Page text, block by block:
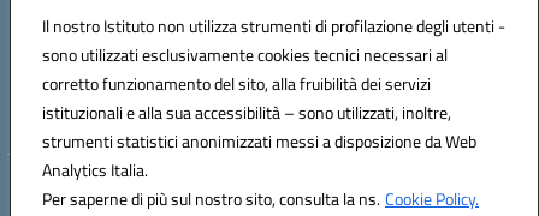
Il nostro Istituto non utilizza strumenti di profilazione degli utenti -
sono utilizzati esclusivamente cookies tecnici necessari al
corretto funzionamento del sito, alla fruibilità dei servizi
istituzionali e alla sua accessibilità – sono utilizzati, inoltre,
strumenti statistici anonimizzati messi a disposizione da Web
Analytics Italia.
Per saperne di più sul nostro sito, consulta la ns.Cookie Policy.
Codice fiscale: 82008870634
Codice meccanografico:NAIC86400X
Codice Indice delle Pubbliche Amministrazioni (IPA): ISTSC_NAIC86400X
Codice unico di fatturazione (CUF): UF5NKX
Hosting & Powered by 3D Solution S.r.l.